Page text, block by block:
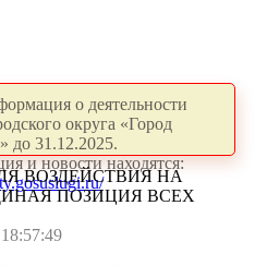
о деятельности
округа «Город
до 31.12.2025.
и новости находятся:
ВОЗДЕЙСТВИЯ НА
ПОЗИЦИЯ ВСЕХ